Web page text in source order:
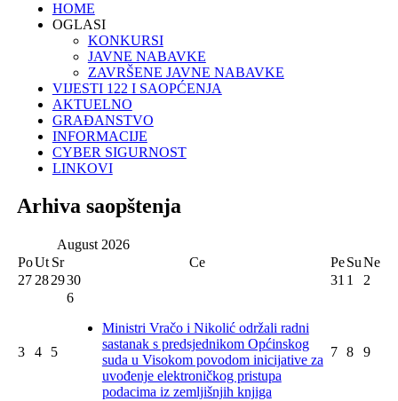
HOME
OGLASI
KONKURSI
JAVNE NABAVKE
ZAVRŠENE JAVNE NABAVKE
VIJESTI 122 I SAOPĆENJA
AKTUELNO
GRAĐANSTVO
INFORMACIJE
CYBER SIGURNOST
LINKOVI
Arhiva saopštenja
August 2026
PoUt Sr Ce PeSuNe
27 282930 31 1 2
3 4 5
6
Ministri Vračo i Nikolić održali radni
sastanak s predsjednikom Općinskog
suda u Visokom povodom inicijative za
uvođenje elektroničkog pristupa
podacima iz zemljišnjih knjiga
7 8 9